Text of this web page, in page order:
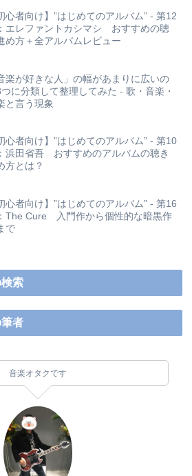
心者向け】”はじめてのアルバム” - 第12
エレファントカシマシ おすすめの聴
め方＋全アルバムレビュー
楽が好きな人」の幅があまりに広いの
に分類して整理してみた - 歌・音楽・
と言う現象
心者向け】”はじめてのアルバム” - 第10
浜田省吾 おすすめのアルバムの聴き
方とは？
心者向け】”はじめてのアルバム” - 第16
The Cure 入門作から個性的な暗黒作
で
検索
筆者
音楽オタクです